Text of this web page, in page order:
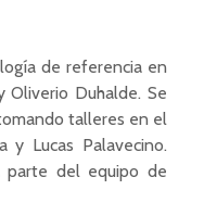
de referencia en
Oliverio Duhalde. Se
talleres en el
y Lucas Palavecino.
parte del equipo de